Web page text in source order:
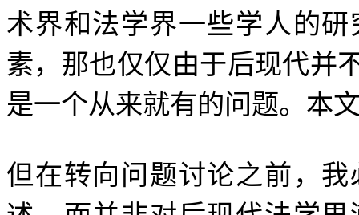
术界和法学界一些学人的
素，那也仅仅由于后现代并
是一个从来就有的问题。本
但在转向问题讨论之前，